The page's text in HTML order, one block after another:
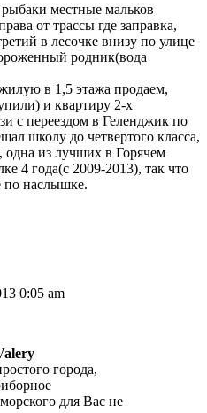
местные мальков
от трассы где заправка,
в лесочке внизу по улице
родник(вода
в 1,5 этажа продаем,
и квартиру 2-х
с переездом в Геленджик по
школу до четвертого класса,
одна из лучших в Горячем
4 года(с 2009-2013), так что
по наслышке.
0:05 am
города,
для Вас не